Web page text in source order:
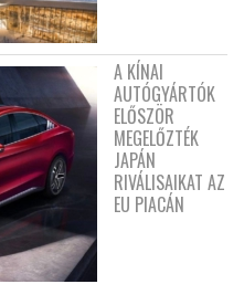
A KÍNAI
AUTÓGYÁRTÓK
ELŐSZÖR
MEGELŐZTÉK
JAPÁN
RIVÁLISAIKAT AZ
EU PIACÁN